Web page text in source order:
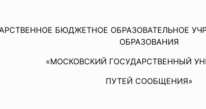
БЮДЖЕТНОЕ ОБРАЗОВАТЕЛЬНОЕ
ОБРАЗОВАНИЯ
«МОСКОВСКИЙ ГОСУДАРСТВЕННЫЙ
ПУТЕЙ СООБЩЕНИЯ»